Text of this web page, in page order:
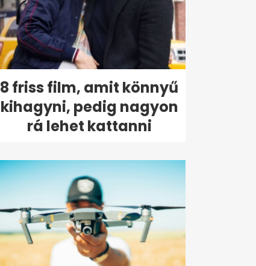
8 friss film, amit könnyű
kihagyni, pedig nagyon
rá lehet kattanni